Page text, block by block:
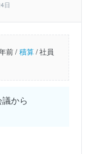
日
前 / 積算/社員
から